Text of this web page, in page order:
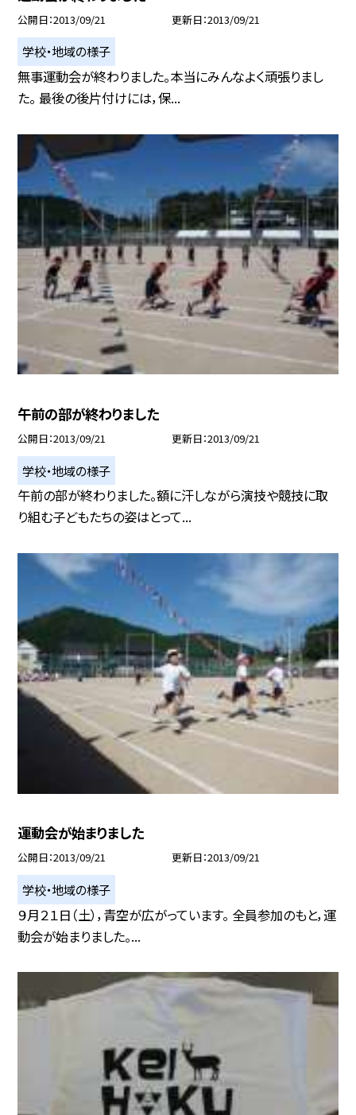
公開日 2013/09/21 更新日 2013/09/21
学校・地域の様子
無事運動会が終わりました。本当にみんなよく頑張りまし
た。 最後の後片付けには，保...
午前の部が終わりました
公開日 2013/09/21 更新日 2013/09/21
学校・地域の様子
午前の部が終わりました。額に汗しながら演技や競技に取
り組む子どもたちの姿はとって...
運動会が始まりました
公開日 2013/09/21 更新日 2013/09/21
学校・地域の様子
９月２１日（土），青空が広がっています。 全員参加のもと，運
動会が始まりました。...